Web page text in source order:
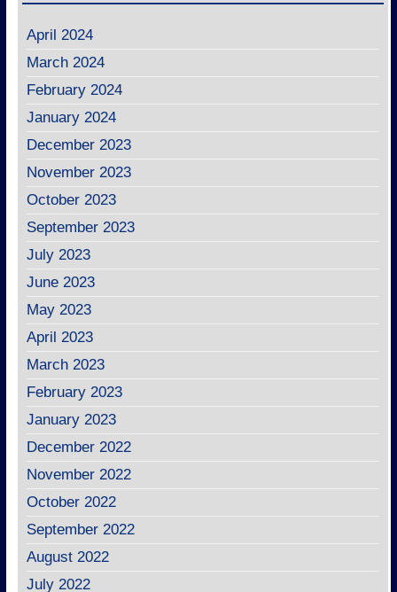
April 2024
March 2024
February 2024
January 2024
December 2023
November 2023
October 2023
September 2023
July 2023
June 2023
May 2023
April 2023
March 2023
February 2023
January 2023
December 2022
November 2022
October 2022
September 2022
August 2022
July 2022